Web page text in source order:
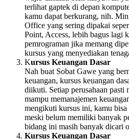
terlihat gaptek di depan
kamu dapat berkurang, nih.
Office yang sering dipakai
Point, Access, lebih bagus lagi
pemrograman jika memang
kursus yang menyediakan
Kursus Keuangan Dasar
Nah buat Sobat Gawe yang
keuangan, kursus keuangan
diikuti. Setiap perusahaan pasti
mampu memanajemen
mengikuti kursus ini, kamu
meski belum memiliki banyak
bidang ini masih banyak dicari
Kursus Keuangan Dasar